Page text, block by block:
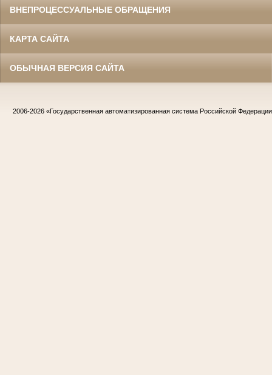
ВНЕПРОЦЕССУАЛЬНЫЕ ОБРАЩЕНИЯ
КАРТА САЙТА
ОБЫЧНАЯ ВЕРСИЯ САЙТА
2006-2026 «Государственная автоматизированная система Российской